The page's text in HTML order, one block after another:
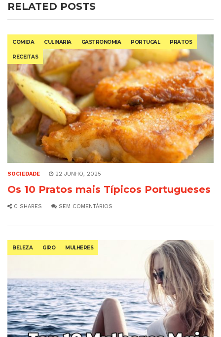
RELATED POSTS
COMIDA CULINARIA GASTRONOMIA PORTUGAL PRATOS
RECEITAS
SOCIEDADE 22 JUNHO, 2025
Os 10 Pratos mais Típicos Portugueses
0 SHARES SEM COMENTÁRIOS
BELEZA GIRO MULHERES